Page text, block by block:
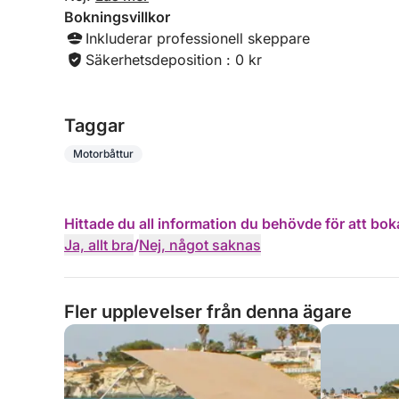
– 16 godkända flytvästar
– 1 teleskopisk båtshake
– 1 6 kg paraplyankare
– 2 röda handfacklor
– 2 orange flytande rökbomber
– 1 livboj
– 1 italiensk flagga med flaggstång
Extra kostnader:
- Bränsle som förbrukas
- Aperitif på begäran
- Proviant på begäran
- Fiskeutrustning 30 €/dag
Bokningsvillkor
Inkluderar professionell skeppare
Säkerhetsdeposition : 0 kr
Taggar
Motorbåttur
Hittade du all information du behövde för att
Ja, allt bra/Nej, något saknas
Fler upplevelser från denna ägare